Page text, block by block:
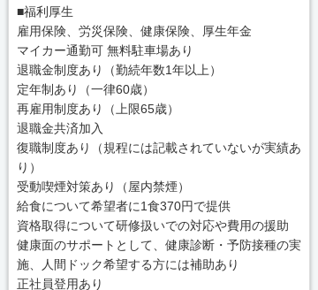
■福利厚生
雇用保険、労災保険、健康保険、厚生年金
マイカー通勤可 無料駐車場あり
退職金制度あり（勤続年数1年以上）
定年制あり（一律60歳）
再雇用制度あり（上限65歳）
退職金共済加入
復職制度あり（規程には記載されていないが実績あ
り）
受動喫煙対策あり（屋内禁煙）
給食について希望者に1食370円で提供
資格取得について研修扱いでの対応や費用の援助
健康面のサポートとして、健康診断・予防接種の実
施、人間ドック希望する方には補助あり
正社員登用あり